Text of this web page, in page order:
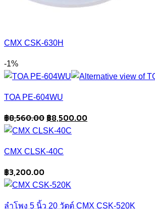
CMX CSK-630H
-1%
TOA PE-604WU
฿8,560.00 Original
price
฿8,560.00.
฿8,500.00Current
CMX CLSK-40C
฿3,200.00
ลำโพง 5 นิ้ว 20 วัตต์ CMX CSK-520K